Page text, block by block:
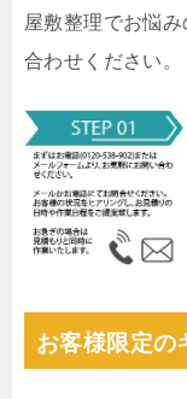
屋敷整理でお悩
合わせください。
お客様限定の